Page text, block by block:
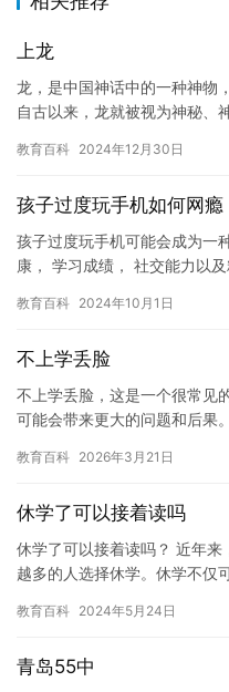
上龙
龙，是中国神话中的一种神物
自古以来，龙就被视为神秘、
在现代…
教育百科 2024年12月30日
孩子过度玩手机如何网瘾
孩子过度玩手机可能会成为一
康， 学习成绩， 社交能力以
教育百科 2024年10月1日
不上学丢脸
不上学丢脸，这是一个很常见
可能会带来更大的问题和后果
让人…
教育百科 2026年3月21日
休学了可以接着读吗
休学了可以接着读吗？ 近年
越多的人选择休学。休学不仅
并不…
教育百科 2024年5月24日
青岛55中